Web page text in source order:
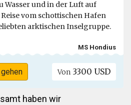
Wasser und in der Luft auf
vom schottischen Hafen
arktischen Inselgruppe.
MS Hondius
Von 3300 USD
haben wir